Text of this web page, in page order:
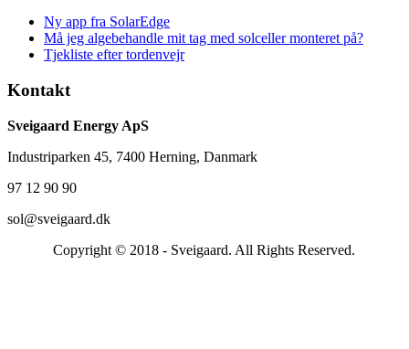
Ny app fra SolarEdge
Må jeg algebehandle mit tag med solceller monteret på?
Tjekliste efter tordenvejr
Kontakt
Sveigaard Energy ApS
Industriparken 45, 7400 Herning, Danmark
97 12 90 90
sol@sveigaard.dk
Copyright © 2018 - Sveigaard. All Rights Reserved.